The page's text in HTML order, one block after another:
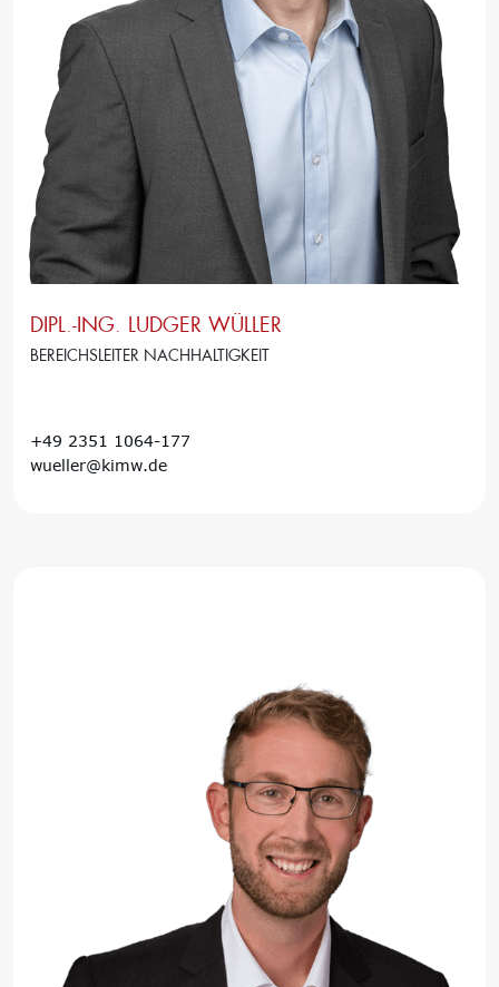
DIPL.-ING. LUDGER WÜLLER
BEREICHSLEITER NACHHALTIGKEIT
+49 2351 1064-177
wueller@kimw.de